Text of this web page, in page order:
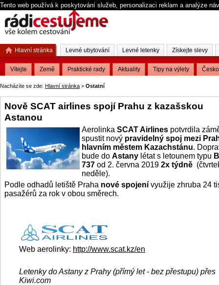
Tento web používá k poskytování služeb, personalizaci reklam a analýze
Nacházíte se zde: Hlavní stránka > Ostatní
Nově SCAT airlines spojí Prahu z kazašskou
Astanou
Aerolinka SCAT Airlines potvrdila
spustit nový pravidelný spoj mezi
hlavním městem Kazachstánu.
bude do Astany létat s letounem typu
737 od 2. června 2019 2x týdně
neděle).
Podle odhadů letiště Praha nové spojení využije zhruba 24
pasažérů za rok v obou směrech.
Web aerolinky: http://www.scat.kz/en
Letenky do Astany z Prahy (přímý let - bez přestupu) přes
Kiwi.com
Hlavní stránka
Vítejte Země Praktické rady Aktuality Tipy na výlety Česko
Levné ubytování Levné letenky Získejte slevy